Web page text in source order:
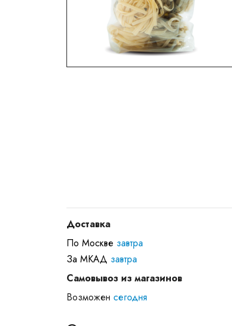
Доставка
По Москве завтра
За МКАД завтра
Самовывоз из магазинов
Возможен сегодня